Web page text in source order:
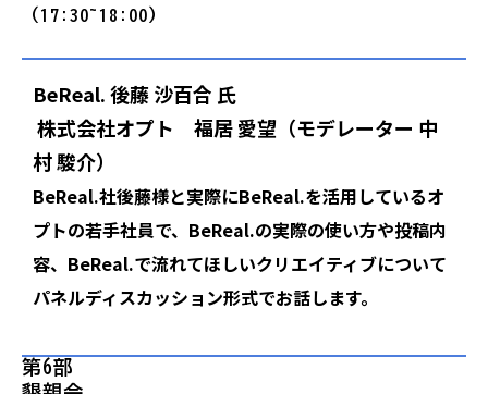
（17:30~18:00）
BeReal. 後藤 沙百合 氏
株式会社オプト 福居 愛望（モデレーター 中
村 駿介）
BeReal.社後藤様と実際にBeReal.を活用しているオ
プトの若手社員で、BeReal.の実際の使い方や投稿内
容、BeReal.で流れてほしいクリエイティブについて
パネルディスカッション形式でお話します。
第6部